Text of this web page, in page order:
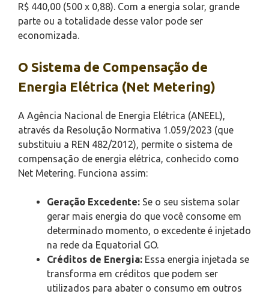
R$ 440,00 (500 x 0,88). Com a energia solar, grande
parte ou a totalidade desse valor pode ser
economizada.
O Sistema de Compensação de
Energia Elétrica (Net Metering)
A Agência Nacional de Energia Elétrica (ANEEL),
através da Resolução Normativa 1.059/2023 (que
substituiu a REN 482/2012), permite o sistema de
compensação de energia elétrica, conhecido como
Net Metering. Funciona assim:
Geração Excedente: Se o seu sistema solar
gerar mais energia do que você consome em
determinado momento, o excedente é injetado
na rede da Equatorial GO.
Créditos de Energia: Essa energia injetada se
transforma em créditos que podem ser
utilizados para abater o consumo em outros